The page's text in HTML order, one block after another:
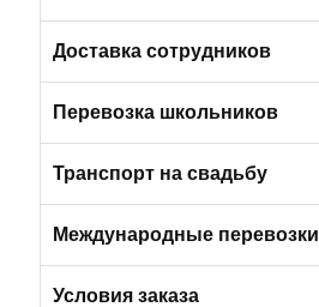
Пригородные автобусы
Вакансии в Санкт-Петербурге
Доставка сотрудников
Автобусами и микроавтобусами
Легковыми авто и минивэнами
Перевозка школьников
Транспорт на свадьбу
Автобусы
Микроавтобусы
Международные перевозки
Условия заказа